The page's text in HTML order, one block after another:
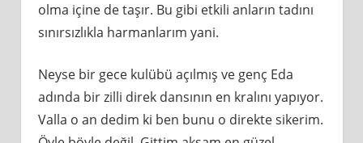
olma içine de taşır. Bu gibi etkili anların tadını
sınırsızlıkla harmanlarım yani.
Neyse bir gece kulübü açılmış ve genç Eda
adında bir zilli direk dansının en kralını yapıyor.
Valla o an dedim ki ben bunu o direkte sikerim.